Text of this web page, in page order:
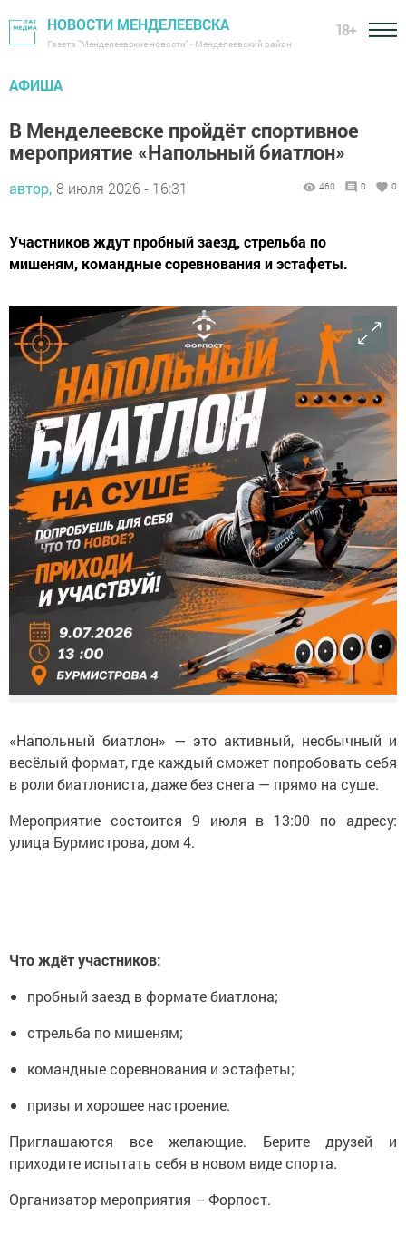
НОВОСТИ МЕНДЕЛЕЕВСКА
Газета "Менделеевские новости" - Менделеевский район
18+
АФИША
В Менделеевске пройдёт спортивное
мероприятие «Напольный биатлон»
автор, 8 июля 2026 - 16:31 460 0 0
Участников ждут пробный заезд, стрельба по
мишеням, командные соревнования и эстафеты.
«Напольный биатлон» — это активный, необычный и
весёлый формат, где каждый сможет попробовать себя
в роли биатлониста, даже без снега — прямо на суше.
Мероприятие состоится 9 июля в 13:00 по адресу:
улица Бурмистрова, дом 4.
Что ждёт участников:
пробный заезд в формате биатлона;
стрельба по мишеням;
командные соревнования и эстафеты;
призы и хорошее настроение.
Приглашаются все желающие. Берите друзей и
приходите испытать себя в новом виде спорта.
Организатор мероприятия – Форпост.